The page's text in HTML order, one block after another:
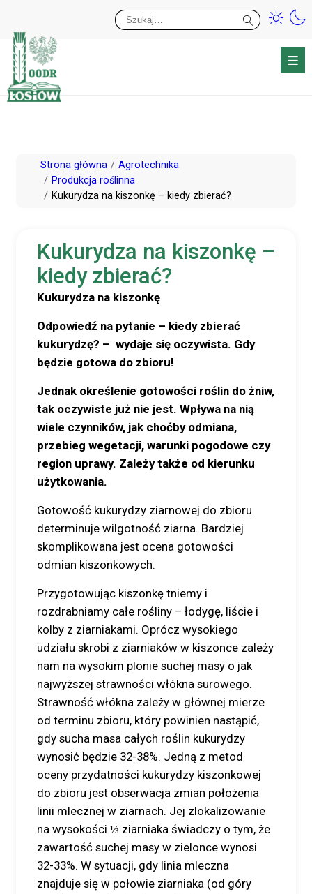
PrzejdźStrona główna
Agrotechnika
Produkcja roślinna
Kukurydza na kiszonkę – kiedy zbierać?
Kukurydza na kiszonkę –
kiedy zbierać?
Kukurydza na kiszonkę
Odpowiedź na pytanie – kiedy zbierać
kukurydzę? – wydaje się oczywista. Gdy
będzie gotowa do zbioru!
Jednak określenie gotowości roślin do żniw,
tak oczywiste już nie jest. Wpływa na nią
wiele czynników, jak choćby odmiana,
przebieg wegetacji, warunki pogodowe czy
region uprawy. Zależy także od kierunku
użytkowania.
Gotowość kukurydzy ziarnowej do zbioru
determinuje wilgotność ziarna. Bardziej
skomplikowana jest ocena gotowości
odmian kiszonkowych.
Przygotowując kiszonkę tniemy i
rozdrabniamy całe rośliny – łodygę, liście i
kolby z ziarniakami. Oprócz wysokiego
udziału skrobi z ziarniaków w kiszonce zależy
nam na wysokim plonie suchej masy o jak
najwyższej strawności włókna surowego.
Strawność włókna zależy w głównej mierze
od terminu zbioru, który powinien nastąpić,
gdy sucha masa całych roślin kukurydzy
wynosić będzie 32-38%. Jedną z metod
oceny przydatności kukurydzy kiszonkowej
do zbioru jest obserwacja zmian położenia
linii mlecznej w ziarnach. Jej zlokalizowanie
na wysokości ⅓ ziarniaka świadczy o tym, że
zawartość suchej masy w zielonce wynosi
32-33%. W sytuacji, gdy linia mleczna
znajduje się w połowie ziarniaka (od góry